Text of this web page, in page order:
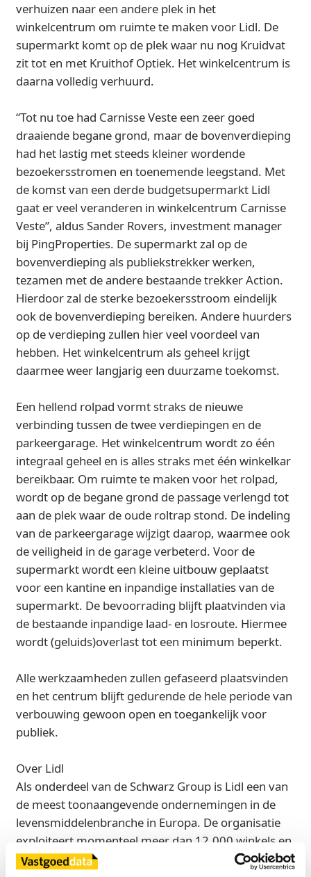
verhuizen naar een andere plek in het
winkelcentrum om ruimte te maken voor Lidl. De
supermarkt komt op de plek waar nu nog Kruidvat
zit tot en met Kruithof Optiek. Het winkelcentrum is
daarna volledig verhuurd.
“Tot nu toe had Carnisse Veste een zeer goed
draaiende begane grond, maar de bovenverdieping
had het lastig met steeds kleiner wordende
bezoekersstromen en toenemende leegstand. Met
de komst van een derde budgetsupermarkt Lidl
gaat er veel veranderen in winkelcentrum Carnisse
Veste”, aldus Sander Rovers, investment manager
bij PingProperties. De supermarkt zal op de
bovenverdieping als publiekstrekker werken,
tezamen met de andere bestaande trekker Action.
Hierdoor zal de sterke bezoekersstroom eindelijk
ook de bovenverdieping bereiken. Andere huurders
op de verdieping zullen hier veel voordeel van
hebben. Het winkelcentrum als geheel krijgt
daarmee weer langjarig een duurzame toekomst.
Een hellend rolpad vormt straks de nieuwe
verbinding tussen de twee verdiepingen en de
parkeergarage. Het winkelcentrum wordt zo één
integraal geheel en is alles straks met één winkelkar
bereikbaar. Om ruimte te maken voor het rolpad,
wordt op de begane grond de passage verlengd tot
aan de plek waar de oude roltrap stond. De indeling
van de parkeergarage wijzigt daarop, waarmee ook
de veiligheid in de garage verbeterd. Voor de
supermarkt wordt een kleine uitbouw geplaatst
voor een kantine en inpandige installaties van de
supermarkt. De bevoorrading blijft plaatvinden via
de bestaande inpandige laad- en losroute. Hiermee
wordt (geluids)overlast tot een minimum beperkt.
Alle werkzaamheden zullen gefaseerd plaatsvinden
en het centrum blijft gedurende de hele periode van
verbouwing gewoon open en toegankelijk voor
publiek.
Over Lidl
Als onderdeel van de Schwarz Group is Lidl een van
de meest toonaangevende ondernemingen in de
levensmiddelenbranche in Europa. De organisatie
exploiteert momenteel meer dan 12.000 winkels en
200 distributie- en logistieke centra in 31 landen.